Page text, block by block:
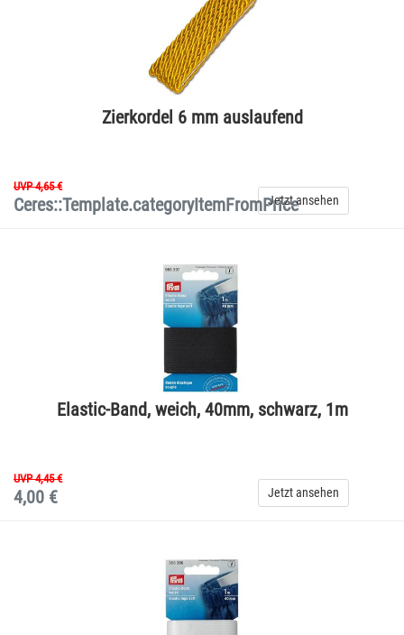
Zierkordel 6 mm auslaufend
UVP 4,65 €
Ceres::Template.categoryItemFromPriceJetzt ansehen
Elastic-Band, weich, 40mm, schwarz, 1m
UVP 4,45 €
4,00 € Jetzt ansehen